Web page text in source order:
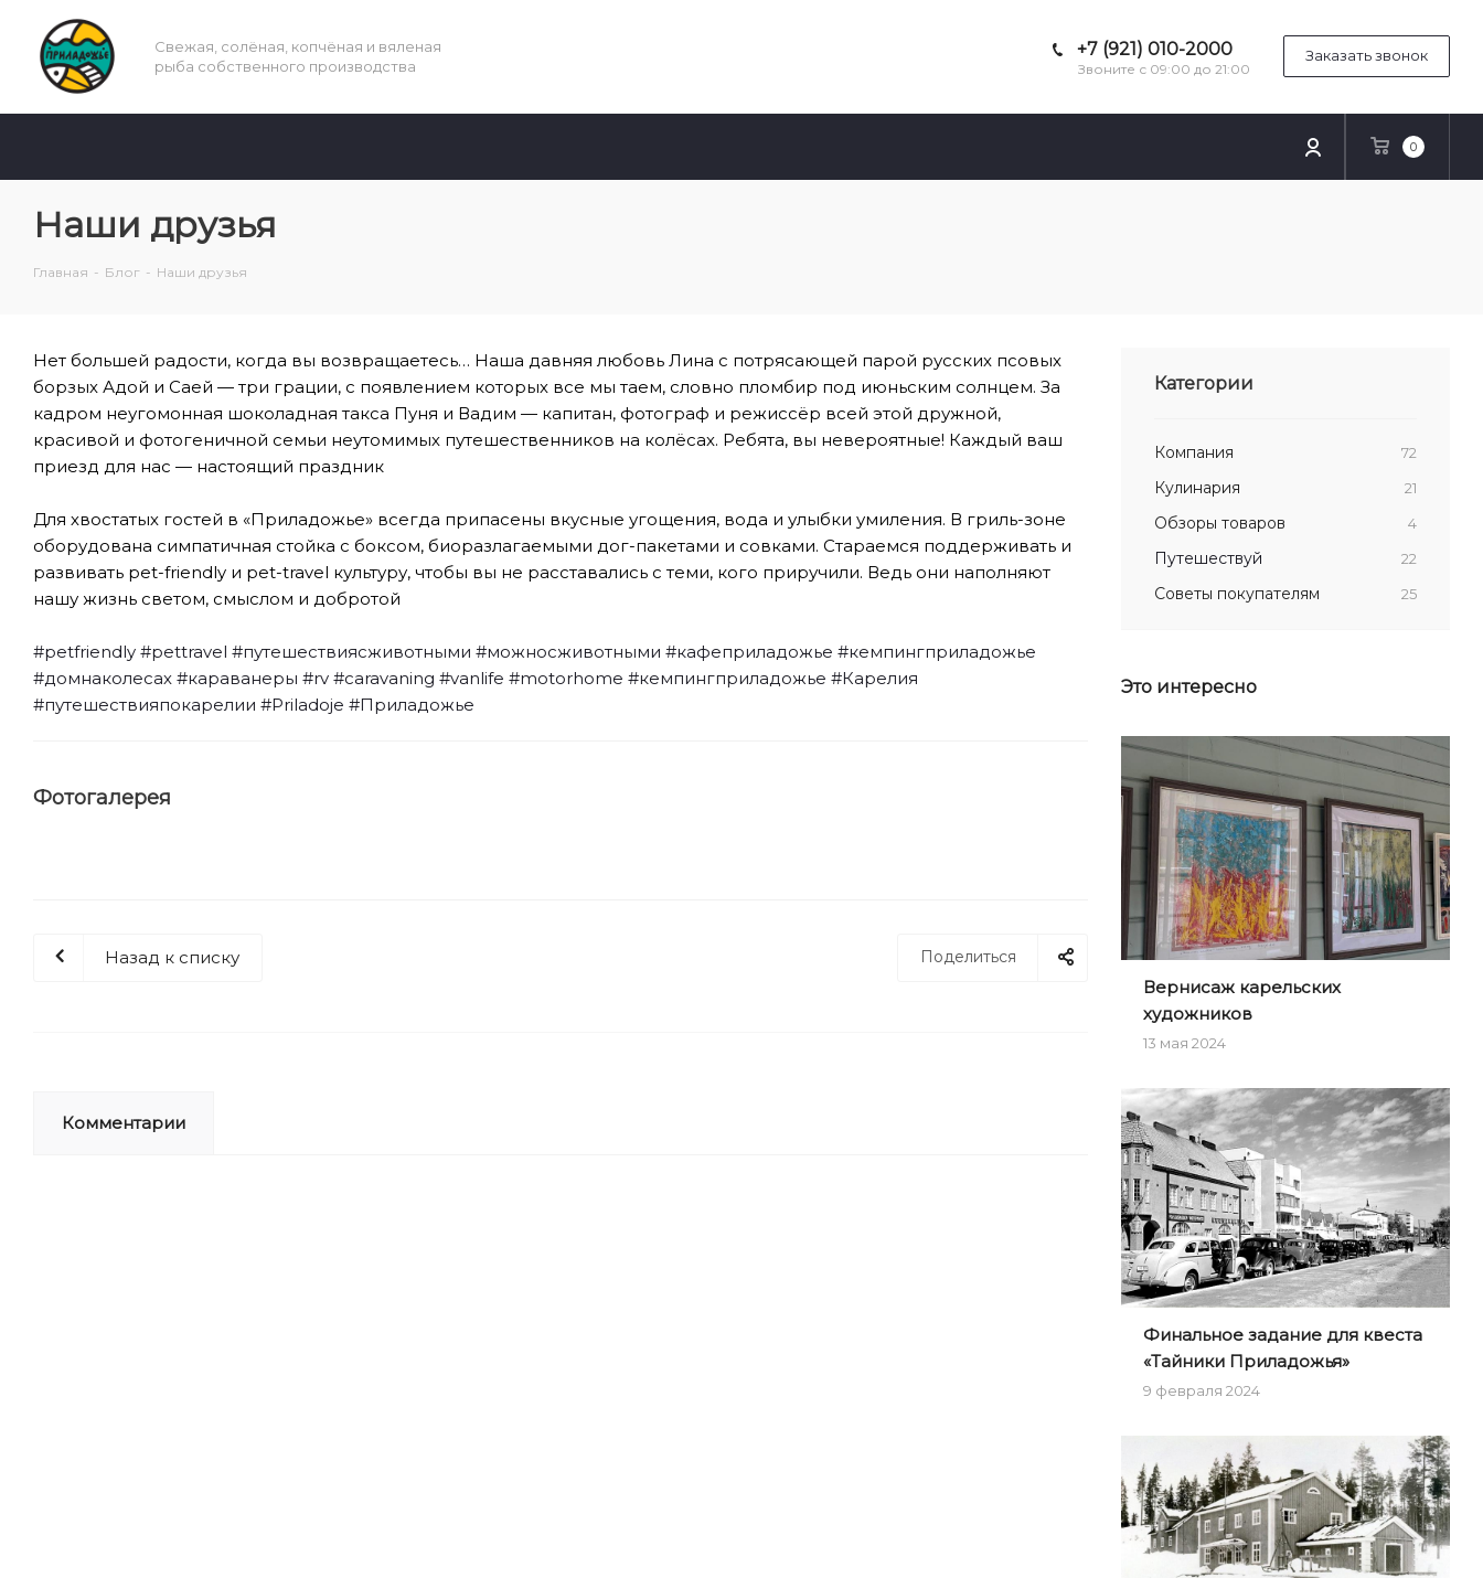
Свежая, солёная, копчёная и вяленая
рыба собственного производства
+7 (921) 010-2000
Звоните с 09:00 до 21:00
Заказать звонок
0
Наши друзья
Главная - Блог - Наши друзья
Нет большей радости, когда вы возвращаетесь… Наша давняя любовь Лина с потрясающей парой русских псовых
борзых Адой и Саей — три грации, с появлением которых все мы таем, словно пломбир под июньским солнцем. За
кадром неугомонная шоколадная такса Пуня и Вадим — капитан, фотограф и режиссёр всей этой дружной,
красивой и фотогеничной семьи неутомимых путешественников на колёсах. Ребята, вы невероятные! Каждый ваш
приезд для нас — настоящий праздник
Для хвостатых гостей в «Приладожье» всегда припасены вкусные угощения, вода и улыбки умиления. В гриль-зоне
оборудована симпатичная стойка с боксом, биоразлагаемыми дог-пакетами и совками. Стараемся поддерживать и
развивать pet-friendly и pet-travel культуру, чтобы вы не расставались с теми, кого приручили. Ведь они наполняют
нашу жизнь светом, смыслом и добротой
#petfriendly #pettravel #путешествиясживотными #можносживотными #кафеприладожье #кемпингприладожье
#домнаколесах #караванеры #rv #caravaning #vanlife #motorhome #кемпингприладожье #Карелия
#путешествияпокарелии #Priladoje #Приладожье
Фотогалерея
Поделиться
Назад к списку
Комментарии
Категории
Компания 72
Кулинария 21
Обзоры товаров 4
Путешествуй 22
Советы покупателям 25
Это интересно
Вернисаж карельских
художников
13 мая 2024
Финальное задание для квеста
«Тайники Приладожья»
9 февраля 2024